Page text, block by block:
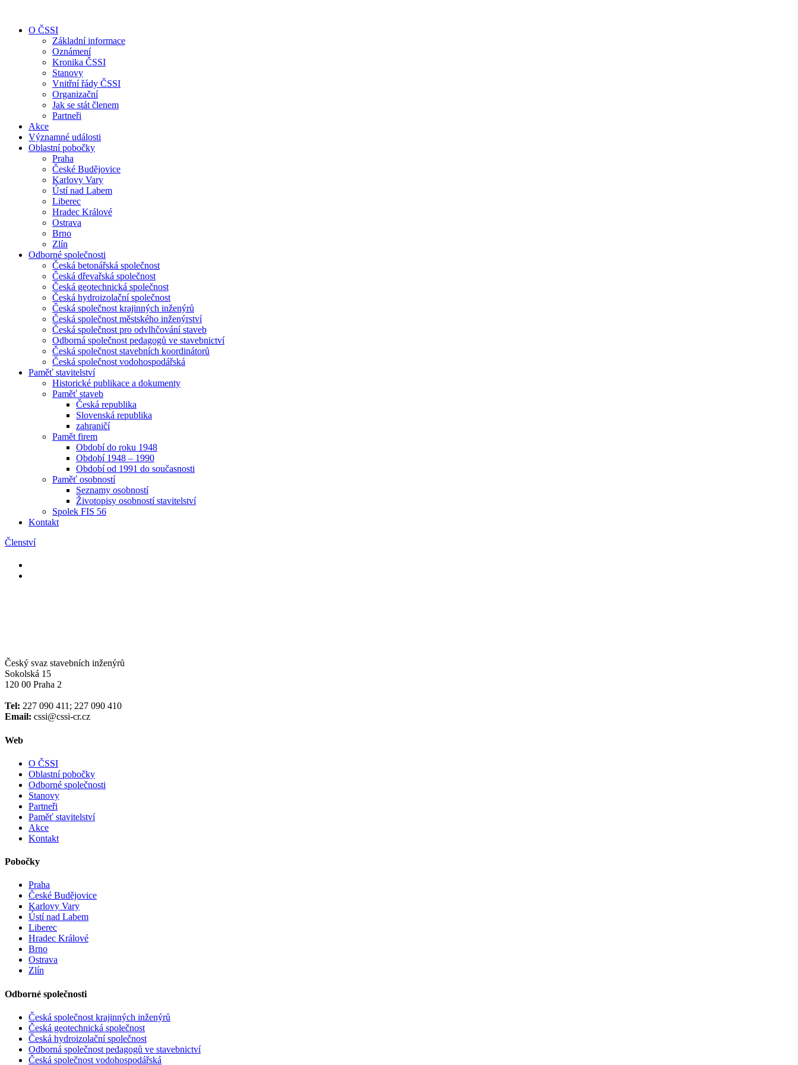
O ČSSI
Základní informace
Oznámení
Kronika ČSSI
Stanovy
Vnitřní řády ČSSI
Organizační
Jak se stát členem
Partneři
Akce
Významné události
Oblastní pobočky
Praha
České Budějovice
Karlovy Vary
Ústí nad Labem
Liberec
Hradec Králové
Ostrava
Brno
Zlín
Odborné společnosti
Česká betonářská společnost
Česká dřevařská společnost
Česká geotechnická společnost
Česká hydroizolační společnost
Česká společnost krajinných inženýrů
Česká společnost městského inženýrství
Česká společnost pro odvlhčování staveb
Odborná společnost pedagogů ve stavebnictví
Česká společnost stavebních koordinátorů
Česká společnost vodohospodářská
Paměť stavitelství
Historické publikace a dokumenty
Paměť staveb
Česká republika
Slovenská republika
zahraničí
Pamět firem
Období do roku 1948
Období 1948 – 1990
Období od 1991 do současnosti
Paměť osobností
Seznamy osobností
Životopisy osobností stavitelství
Spolek FIS 56
Kontakt
Členství
Český svaz stavebních inženýrů
Sokolská 15
120 00 Praha 2
Tel: 227 090 411; 227 090 410
Email: cssi@cssi-cr.cz
Web
O ČSSI
Oblastní pobočky
Odborné společnosti
Stanovy
Partneři
Paměť stavitelství
Akce
Kontakt
Pobočky
Praha
České Budějovice
Karlovy Vary
Ústí nad Labem
Liberec
Hradec Králové
Brno
Ostrava
Zlín
Odborné společnosti
Česká společnost krajinných inženýrů
Česká geotechnická společnost
Česká hydroizolační společnost
Odborná společnost pedagogů ve stavebnictví
Česká společnost vodohospodářská